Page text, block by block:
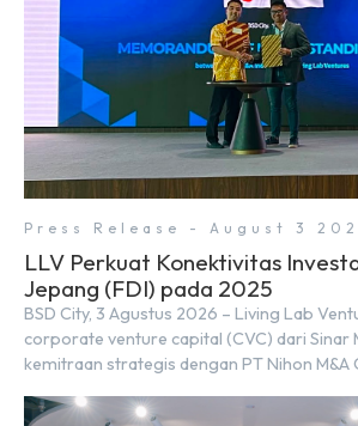
Press Release - August 3
LLV Perkuat Konektivitas
Jepang (FDI) pada 2025
BSD City, 3 Agustus 2026 – Living Lab
corporate venture capital (CVC) dari Sinar
kemitraan strategis dengan PT Nihon M&A
tersebut ditandai dengan